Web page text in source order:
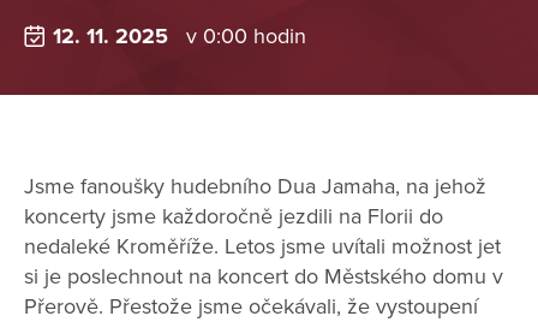
12. 11. 2025 v 0:00 hodin
Jsme fanoušky hudebního Dua Jamaha, na jehož
koncerty jsme každoročně jezdili na Florii do
nedaleké Kroměříže. Letos jsme uvítali možnost jet
si je poslechnout na koncert do Městského domu v
Přerově. Přestože jsme očekávali, že vystoupení